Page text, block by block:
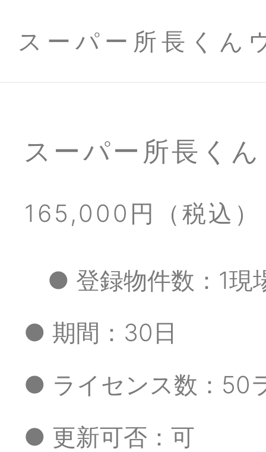
スーパー所長くん
スーパー所長く
165,000円（税込）
● 登録物件数：1現
● 期間：30日
● ライセンス数：50
● 更新可否：可